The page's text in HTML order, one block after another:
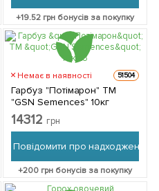
+19.52 грн бонусів за покупку
Немає в наявності 51504
Гарбуз "Потімарон" ТМ
"GSN Semences" 10кг
14312 грн
Повідомити про надходження
+200 грн бонусів за покупку